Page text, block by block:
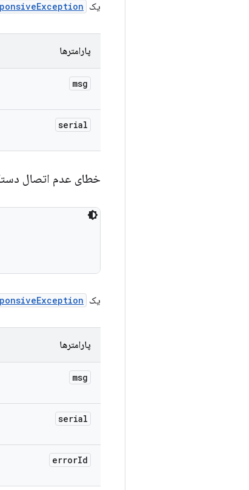
یک
پارامترها
msg
serial
خطای عدم اتصال
یک
پارامترها
msg
serial
errorId